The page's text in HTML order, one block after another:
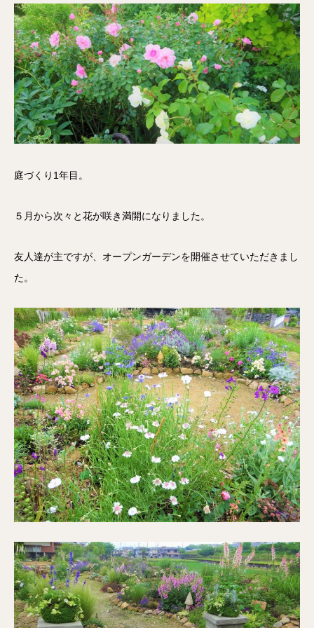
庭づくり1年目。
５月から次々と花が咲き満開になりました。
友人達が主ですが、オープンガーデンを開催させていただきまし
た。